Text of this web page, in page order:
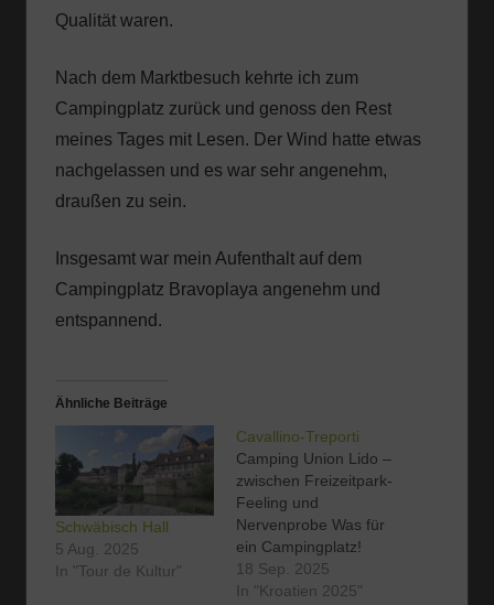
Qualität waren.
Nach dem Marktbesuch kehrte ich zum
Campingplatz zurück und genoss den Rest
meines Tages mit Lesen. Der Wind hatte etwas
nachgelassen und es war sehr angenehm,
draußen zu sein.
Insgesamt war mein Aufenthalt auf dem
Campingplatz Bravoplaya angenehm und
entspannend.
Ähnliche Beiträge
Schwäbisch Hall
5 Aug. 2025
In "Tour de Kultur"
Cavallino-Treporti
Camping Union Lido –
zwischen Freizeitpark-
Feeling und
Nervenprobe Was für
ein Campingplatz!
Schon ab 6:30 Uhr
herrscht reges Treiben
18 Sep. 2025
In "Kroatien 2025"